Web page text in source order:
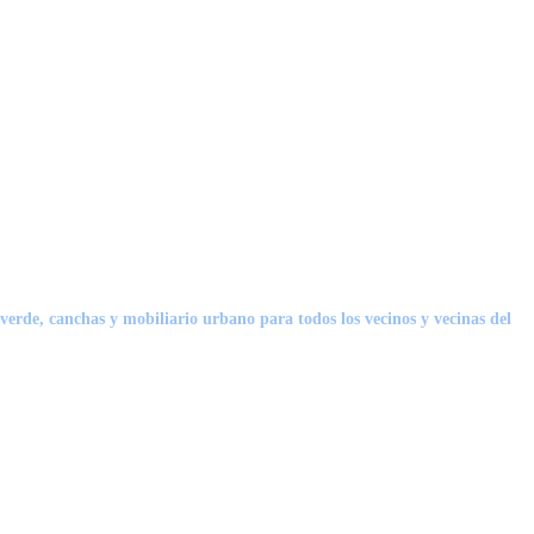
canchas y mobiliario urbano para todos los vecinos y vecinas del